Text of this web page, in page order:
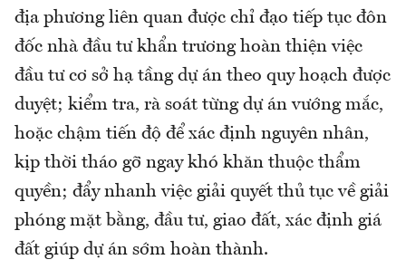
địa phương liên quan được chỉ đạo tiếp tục đôn
đốc nhà đầu tư khẩn trương hoàn thiện việc
đầu tư cơ sở hạ tầng dự án theo quy hoạch được
duyệt; kiểm tra, rà soát từng dự án vướng mắc,
hoặc chậm tiến độ để xác định nguyên nhân,
kịp thời tháo gỡ ngay khó khăn thuộc thẩm
quyền; đẩy nhanh việc giải quyết thủ tục về giải
phóng mặt bằng, đầu tư, giao đất, xác định giá
đất giúp dự án sớm hoàn thành.